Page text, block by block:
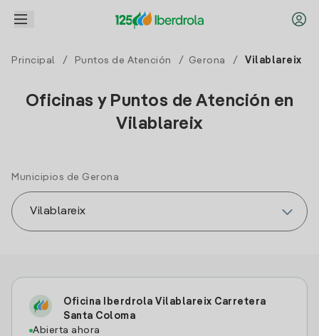
Principal / Puntos de Atención / Gerona / Vilablareix
Oficinas y Puntos de Atención en
Vilablareix
Municipios de Gerona
Oficina Iberdrola Vilablareix Carretera
Santa Coloma
Abierta ahora